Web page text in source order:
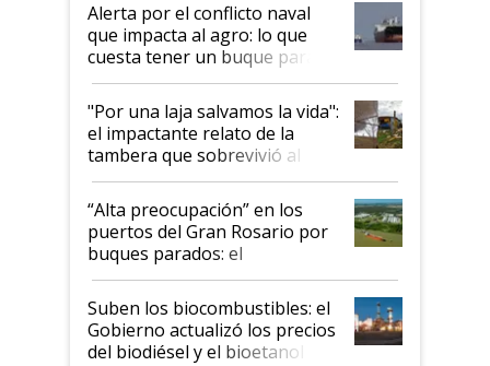
Alerta por el conflicto naval
que impacta al agro: lo que
cuesta tener un buque parado
y el peligro de que Argentina
pase a ser "país sucio"
"Por una laja salvamos la vida":
el impactante relato de la
tambera que sobrevivió al
tornado
“Alta preocupación” en los
puertos del Gran Rosario por
buques parados: el
funcionamiento de las
exportadoras en tensión tras
la medida de fuerza de los
prácticos
Suben los biocombustibles: el
Gobierno actualizó los precios
del biodiésel y el bioetanol